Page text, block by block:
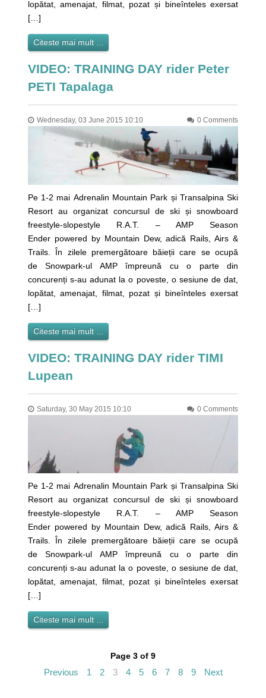
lopătat, amenajat, filmat, pozat și bineînteles exersat
[…]
Citeste mai mult ...
VIDEO: TRAINING DAY rider Peter
PETI Tapalaga
Wednesday, 03 June 2015 10:10 0 Comments
Pe 1-2 mai Adrenalin Mountain Park și Transalpina Ski
Resort au organizat concursul de ski și snowboard
freestyle-slopestyle R.A.T. – AMP Season
Ender powered by Mountain Dew, adică Rails, Airs &
Trails. În zilele premergătoare băieții care se ocupă
de Snowpark-ul AMP împreună cu o parte din
concurenți s-au adunat la o poveste, o sesiune de dat,
lopătat, amenajat, filmat, pozat și bineînteles exersat
[…]
Citeste mai mult ...
VIDEO: TRAINING DAY rider TIMI
Lupean
Saturday, 30 May 2015 10:10 0 Comments
Pe 1-2 mai Adrenalin Mountain Park și Transalpina Ski
Resort au organizat concursul de ski și snowboard
freestyle-slopestyle R.A.T. – AMP Season
Ender powered by Mountain Dew, adică Rails, Airs &
Trails. În zilele premergătoare băieții care se ocupă
de Snowpark-ul AMP împreună cu o parte din
concurenți s-au adunat la o poveste, o sesiune de dat,
lopătat, amenajat, filmat, pozat și bineînteles exersat
[…]
Citeste mai mult ...
Page 3 of 9
Previous 1 2 3 4 5 6 7 8 9 Next